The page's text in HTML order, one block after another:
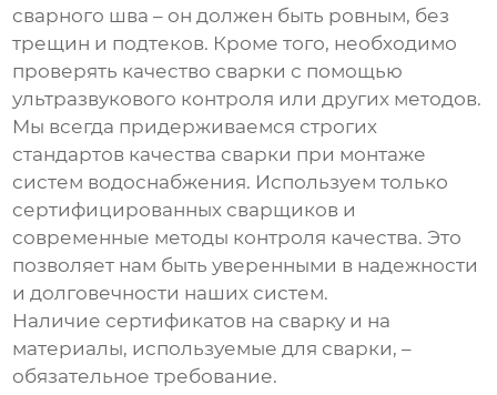
сварного шва – он должен быть ровным, без
трещин и подтеков. Кроме того, необходимо
проверять качество сварки с помощью
ультразвукового контроля или других методов.
Мы всегда придерживаемся строгих
стандартов качества сварки при монтаже
систем водоснабжения. Используем только
сертифицированных сварщиков и
современные методы контроля качества. Это
позволяет нам быть уверенными в надежности
и долговечности наших систем.
Наличие сертификатов на сварку и на
материалы, используемые для сварки, –
обязательное требование.